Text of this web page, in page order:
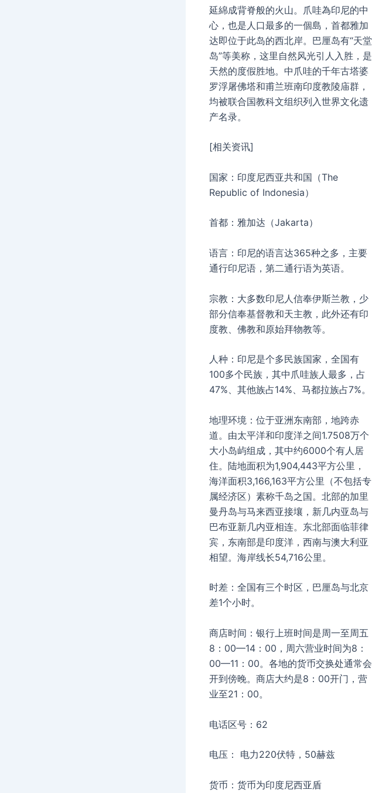
延綿成背脊般的火山。爪哇為印尼的中
心，也是人口最多的一個島，首都雅加
达即位于此岛的西北岸。巴厘岛有“天堂
岛”等美称，这里自然风光引人入胜，是
天然的度假胜地。中爪哇的千年古塔婆
罗浮屠佛塔和甫兰班南印度教陵庙群，
均被联合国教科文组织列入世界文化遗
产名录。
[相关资讯]
国家：印度尼西亚共和国（The
Republic of Indonesia）
首都：雅加达（Jakarta）
语言：印尼的语言达365种之多，主要
通行印尼语，第二通行语为英语。
宗教：大多数印尼人信奉伊斯兰教，少
部分信奉基督教和天主教，此外还有印
度教、佛教和原始拜物教等。
人种：印尼是个多民族国家，全国有
100多个民族，其中爪哇族人最多，占
47%、其他族占14%、马都拉族占7%。
地理环境：位于亚洲东南部，地跨赤
道。由太平洋和印度洋之间1.7508万个
大小岛屿组成，其中约6000个有人居
住。陆地面积为1,904,443平方公里，
海洋面积3,166,163平方公里（不包括专
属经济区）素称千岛之国。北部的加里
曼丹岛与马来西亚接壤，新几内亚岛与
巴布亚新几内亚相连。东北部面临菲律
宾，东南部是印度洋，西南与澳大利亚
相望。海岸线长54,716公里。
时差：全国有三个时区，巴厘岛与北京
差1个小时。
商店时间：银行上班时间是周一至周五
8：00—14：00，周六营业时间为8：
00—11：00。各地的货币交换处通常会
开到傍晚。商店大约是8：00开门，营
业至21：00。
电话区号：62
电压： 电力220伏特，50赫兹
货币：货币为印度尼西亚盾